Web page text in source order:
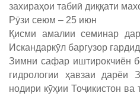
захираҳои табиӣ диққати
Рӯзи сеюм – 25 июн
Қисми амалии семинар
Искандаркӯл баргузор
Зимни сафар иштирокчиён
гидрологии ҳавзаи дарёи
нодири кӯҳии Тоҷикистон ва